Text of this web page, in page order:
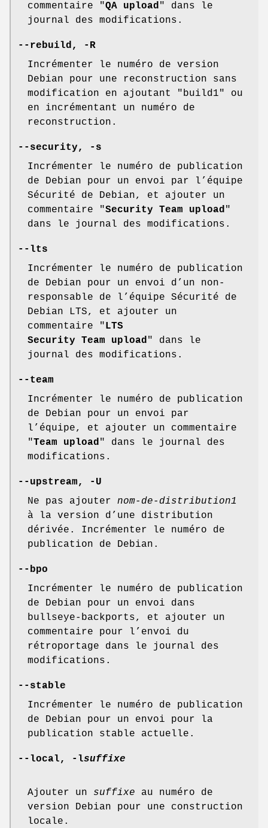
commentaire "QA upload" dans le
journal des modifications.
--rebuild,
-R
Incrémenter le numéro de version
Debian pour une reconstruction sans
modification en ajoutant "build1" ou
en incrémentant un numéro de
reconstruction.
--security,
-s
Incrémenter le numéro de publication
de Debian pour un envoi par l’équipe
Sécurité de Debian, et ajouter un
commentaire "Security Team upload"
dans le journal des modifications.
--lts
Incrémenter le numéro de publication
de Debian pour un envoi d’un non-
responsable de l’équipe Sécurité de
Debian LTS, et ajouter un
commentaire "LTS
Security Team upload" dans le
journal des modifications.
--team
Incrémenter le numéro de publication
de Debian pour un envoi par
l’équipe, et ajouter un commentaire
"Team upload" dans le journal des
modifications.
--upstream,
-U
Ne pas ajouter nom-de-distribution1
à la version d’une distribution
dérivée. Incrémenter le numéro de
publication de Debian.
--bpo
Incrémenter le numéro de publication
de Debian pour un envoi dans
bullseye-backports, et ajouter un
commentaire pour l’envoi du
rétroportage dans le journal des
modifications.
--stable
Incrémenter le numéro de publication
de Debian pour un envoi pour la
publication stable actuelle.
--local, -lsuffixe
Ajouter un suffixe au numéro de
version Debian pour une construction
locale.